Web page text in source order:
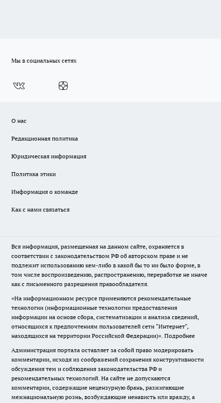
Мы в социальных сетях
О нас
Редакционная политика
Юридическая информация
Политика этики
Информация о команде
Как с нами связаться
Вся информация, размещенная на данном сайте, охраняется в
соответствии с законодательством РФ об авторском праве и не
подлежит использованию кем-либо в какой бы то ни было форме, в
том числе воспроизведению, распространению, переработке не иначе
как с письменного разрешения правообладателя.
«На информационном ресурсе применяются рекомендательные
технологии (информационные технологии предоставления
информации на основе сбора, систематизации и анализа сведений,
относящихся к предпочтениям пользователей сети "Интернет",
находящихся на территории Российской Федерации)». Подробнее
Администрация портала оставляет за собой право модерировать
комментарии, исходя из соображений сохранения конструктивности
обсуждения тем и соблюдения законодательства РФ и
рекомендательных технологий. На сайте не допускаются
комментарии, содержащие нецензурную брань, разжигающие
межнациональную рознь, возбуждающие ненависть или вражду, а